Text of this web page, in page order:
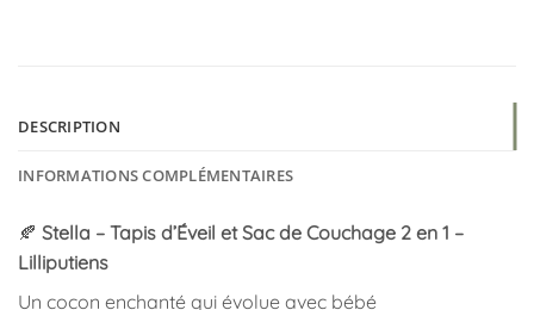
DESCRIPTION
INFORMATIONS COMPLÉMENTAIRES
🍂 Stella – Tapis d’Éveil et Sac de Couchage 2 en 1 –
Lilliputiens
Un cocon enchanté qui évolue avec bébé